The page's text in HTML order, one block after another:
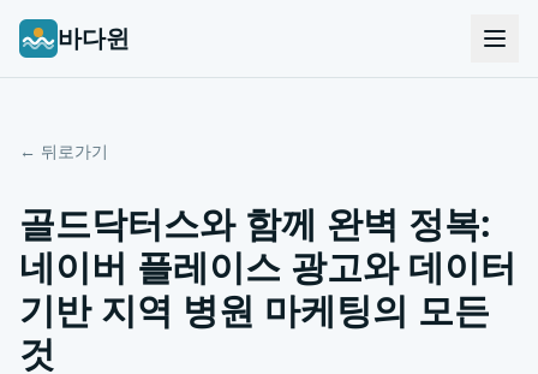
바다윈
← 뒤로가기
골드닥터스와 함께 완벽 정복:
네이버 플레이스 광고와 데이터
기반 지역 병원 마케팅의 모든
것